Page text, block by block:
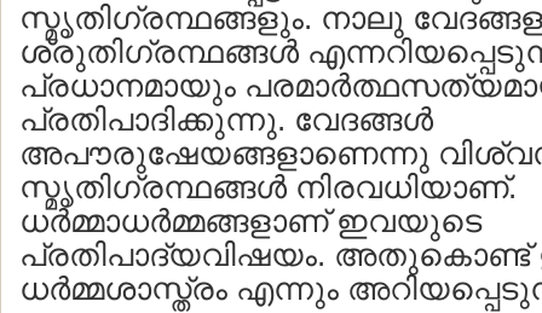
സ്മൃതിഗ്രന്ഥങ്ങളും. നാലു
ശ്രുതിഗ്രന്ഥങ്ങള്‍
പ്രധാനമായും
പ്രതിപാദിക്കുന്നു. വേദങ്ങള്‍
അപൗരുഷേയങ്ങളാണെന്നു
സ്മൃതിഗ്രന്ഥങ്ങള്‍ നിരവധിയാണ്.
ധര്‍മ്മാധര്‍മ്മങ്ങളാണ് ഇവയുടെ
പ്രതിപാദ്യവിഷയം. അതുകൊണ്ട്
ധര്‍മ്മശാസ്ത്രം എന്നും